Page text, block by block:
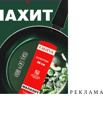
Р Е К Л А М А